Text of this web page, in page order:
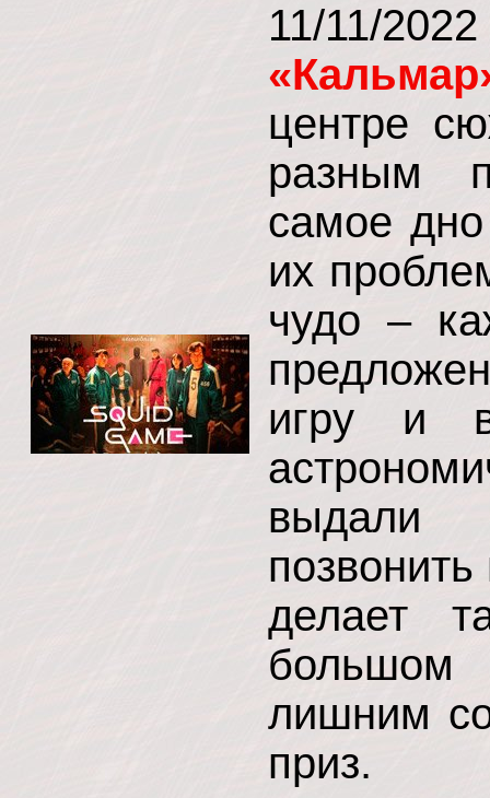
11/11/
центре
разным
самое
их
чудо –
игру и
выдали
делает
большом
лишним
приз.